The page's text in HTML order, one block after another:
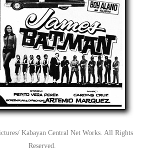
Kabayan Central Net Works. All Rights
Reserved.